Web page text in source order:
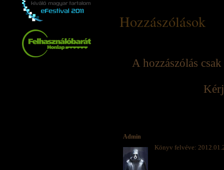
Hozzászólások
A hozzászólás
Admin
Könyv felvéve: